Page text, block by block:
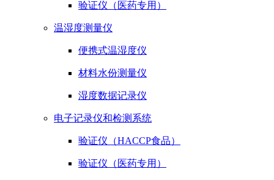
验证仪（医药专用）
温湿度测量仪
便携式温湿度仪
材料水份测量仪
湿度数据记录仪
电子记录仪和检测系统
验证仪（HACCP食品）
验证仪（医药专用）